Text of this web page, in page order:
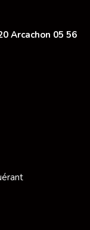
Arcachon 05 56